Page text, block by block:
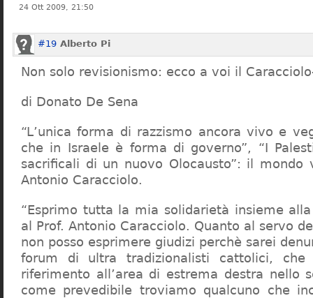
24 Ott 2009, 21:50
#19 Alberto Pi
Non solo revisionismo: ecco a voi il
di Donato De Sena
“L’unica forma di razzismo ancora vivo e
che in Israele è forma di governo”, “I
sacrificali di un nuovo Olocausto”: il mondo
Antonio Caracciolo.
“Esprimo tutta la mia solidarietà insieme
al Prof. Antonio Caracciolo. Quanto al servo
non posso esprimere giudizi perchè sarei
forum di ultra tradizionalisti cattolici,
riferimento all’area di estrema destra nello
come prevedibile troviamo qualcuno che